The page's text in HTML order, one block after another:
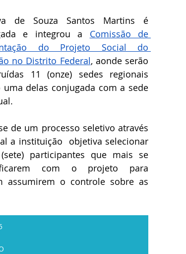
de Souza Santos Martins é
e integrou a Comissão de
do Projeto Social do
no Distrito Federal, aonde serão
11 (onze) sedes regionais
uma delas conjugada com a sede
de um processo seletivo através
a instituição  objetiva selecionar
participantes que mais se
com o projeto para
assumirem o controle sobre as